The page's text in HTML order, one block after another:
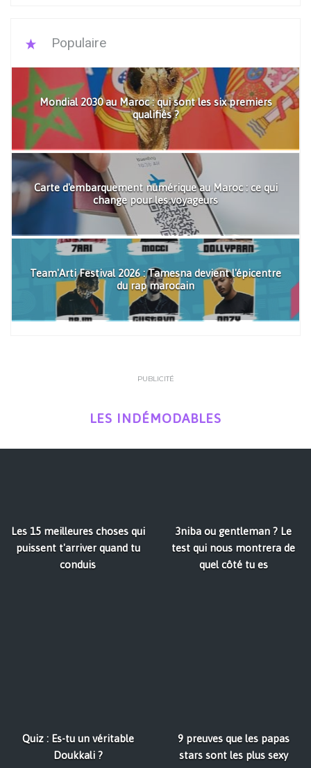
Populaire
Mondial 2030 au Maroc : qui sont les six premiers
qualifiés ?
Carte d'embarquement numérique au Maroc : ce qui
change pour les voyageurs
Team'Arti Festival 2026 : Tamesna devient l'épicentre
du rap marocain
PUBLICITÉ
LES INDÉMODABLES
Les 15 meilleures choses qui
puissent t'arriver quand tu
conduis
3niba ou gentleman ? Le
test qui nous montrera de
quel côté tu es
Quiz : Es-tu un véritable
Doukkali ?
9 preuves que les papas
stars sont les plus sexy